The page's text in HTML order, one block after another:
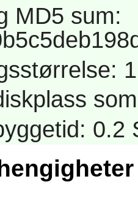
MD5 sum:
0.2